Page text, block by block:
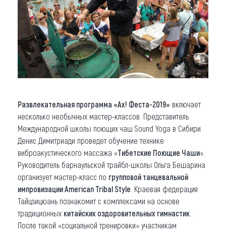
Развлекательная программа «Ах! Феста-2019» включает
несколько необычных мастер-классов. Представитель
Международной школы поющих чаш Sound Yoga в Сибири
Денис Димитриади проведет обучение технике
виброакустического массажа «Тибетские Поющие Чаши».
Руководитель барнаульской трайбл-школы Ольга Бешарина
организует мастер-класс по групповой танцевальной
импровизации American Tribal Style . Краевая федерация
Тайцзицюань познакомит с комплексами на основе
традиционных китайских оздоровительных гимнастик
После такой «социальной тренировки» участникам